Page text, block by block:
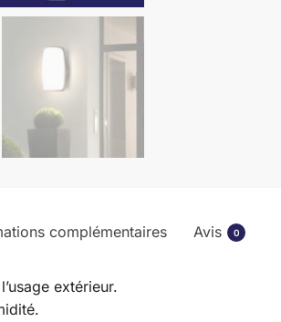
complémentaires Avis 0
extérieur.